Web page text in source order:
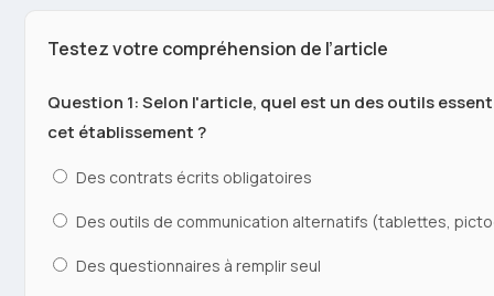
Testez votre compréhension de l’article
Question 1: Selon l'article, quel est un des outils
cet établissement ?
Des contrats écrits obligatoires
Des outils de communication alternatifs (tablettes,
Des questionnaires à remplir seul